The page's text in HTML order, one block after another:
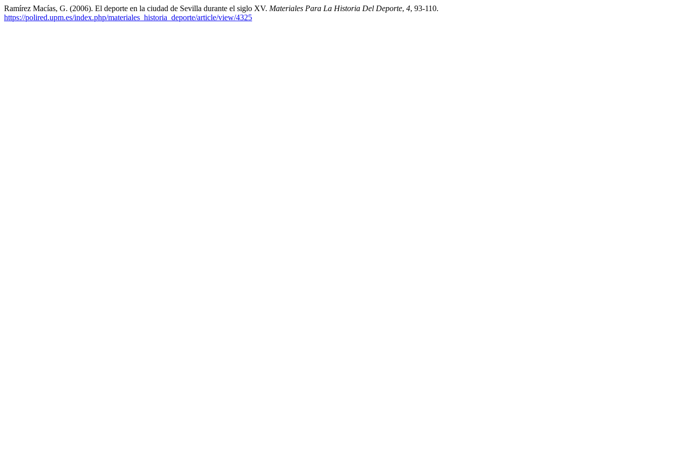
Ramírez Macías, G. (2006). El deporte en la ciudad de Sevilla durante el siglo XV. Materiales Para La Historia Del Deporte, 4, 93-110.
https://polired.upm.es/index.php/materiales_historia_deporte/article/view/4325